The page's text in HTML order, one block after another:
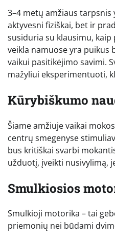
3–4 metų amžiaus
aktyvesni fiziškai, bet ir
susiduria su klausimu, kaip
veikla namuose yra
vaikui pasitikėjimo savimi.
mažyliui eksperimentuoti,
Kūrybiškumo
Šiame amžiuje vaikai
centrų smegenyse
bus kritiškai svarbi
užduotį, įveikti nusivylimą,
Smulkiosios
Smulkioji motorika – tai
priemonių nei būdami